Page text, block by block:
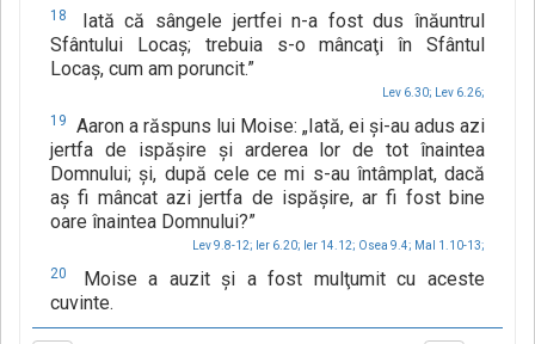
18
Iată că sângele jertfei n-a fost dus înăuntrul
Sfântului Locaş; trebuia s-o mâncaţi în Sfântul
Locaş, cum am poruncit.”
Lev 6.30; Lev 6.26;
19
Aaron a răspuns lui Moise: „Iată, ei şi-au adus azi
jertfa de ispăşire şi arderea lor de tot înaintea
Domnului; şi, după cele ce mi s-au întâmplat, dacă
aş fi mâncat azi jertfa de ispăşire, ar fi fost bine
oare înaintea Domnului?”
Lev 9.8-12; Ier 6.20; Ier 14.12; Osea 9.4; Mal 1.10-13;
20
Moise a auzit şi a fost mulţumit cu aceste
cuvinte.